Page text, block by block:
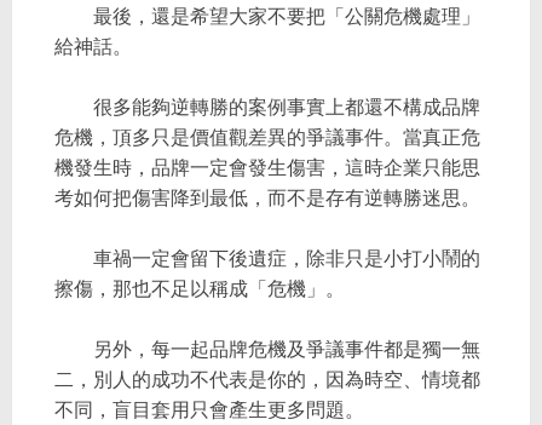
最後，還是希望大家不要把「公關危機處理」
給神話。
很多能夠逆轉勝的案例事實上都還不構成品牌
危機，頂多只是價值觀差異的爭議事件。當真正危
機發生時，品牌一定會發生傷害，這時企業只能思
考如何把傷害降到最低，而不是存有逆轉勝迷思。
車禍一定會留下後遺症，除非只是小打小鬧的
擦傷，那也不足以稱成「危機」。
另外，每一起品牌危機及爭議事件都是獨一無
二，別人的成功不代表是你的，因為時空、情境都
不同，盲目套用只會產生更多問題。